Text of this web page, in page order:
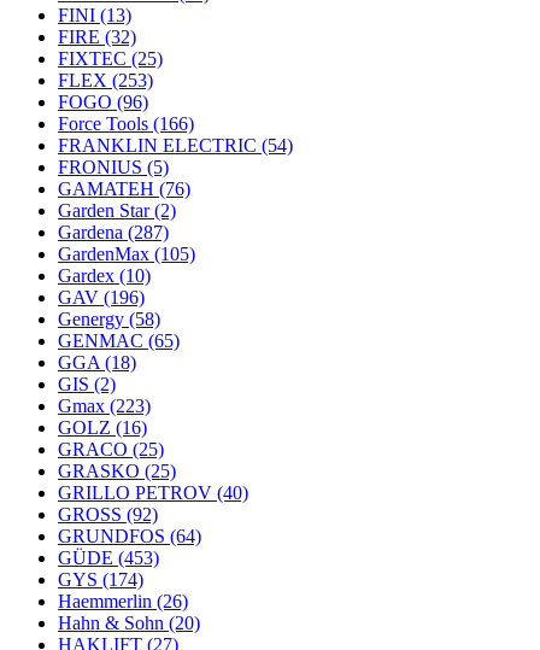
FINI (13)
FIRE (32)
FIXTEC (25)
FLEX (253)
FOGO (96)
Force Tools (166)
FRANKLIN ELECTRIC (54)
FRONIUS (5)
GAMATEH (76)
Garden Star(2)
Gardena (287)
GardenMax (105)
Gardex (10)
GAV (196)
Genergy (58)
GENMAC (65)
GGA (18)
GIS (2)
Gmax (223)
GOLZ (16)
GRACO (25)
GRASKO (25)
GRILLO PETROV (40)
GROSS (92)
GRUNDFOS (64)
GÜDE (453)
GYS (174)
Haemmerlin (26)
Hahn & Sohn (20)
HAKLIFT (27)